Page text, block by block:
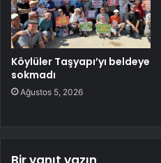
Köylüler Taşyapı’yı beldeye
sokmadı
Ağustos 5, 2026